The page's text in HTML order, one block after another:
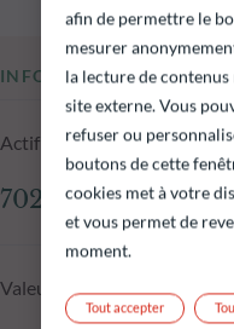
INFORMATIONS CLÉS
Actif net du fonds au
702,67 M€
Valeur liquidative au
afin de permettre le
mesurer
la lecture de
site externe. Vous
refuser ou
boutons de cette
cookies met à votre
et vous permet de
moment.
Tout accepter